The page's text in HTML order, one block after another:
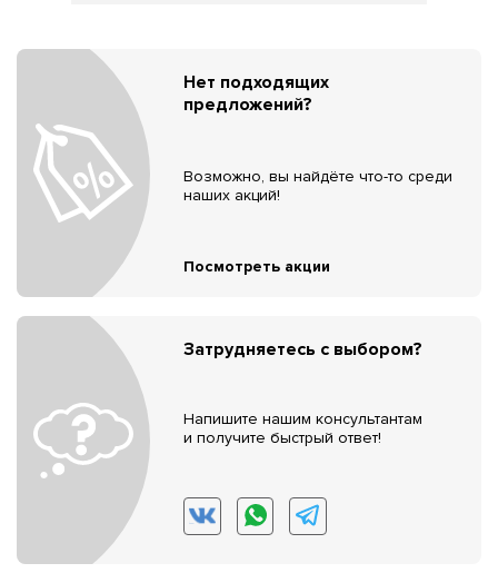
Нет подходящих
предложений?
Возможно, вы найдёте что-то среди
наших акций!
Посмотреть акции
Затрудняетесь с выбором?
Напишите нашим консультантам
и получите быстрый ответ!